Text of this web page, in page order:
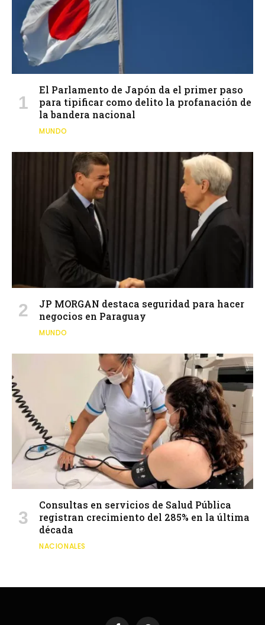
El Parlamento de Japón da el primer paso
para tipificar como delito la profanación de
la bandera nacional
MUNDO
JP MORGAN destaca seguridad para hacer
negocios en Paraguay
MUNDO
Consultas en servicios de Salud Pública
registran crecimiento del 285% en la última
década
NACIONALES